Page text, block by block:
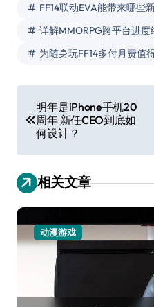
FF14联动EVA能带来哪些
详解MMORPG跨平台进度
为随身玩FF14多付月费值
章
明年是iPhone手机20
周年 新任CEO到底如
何设计？
相关文章
动漫游戏